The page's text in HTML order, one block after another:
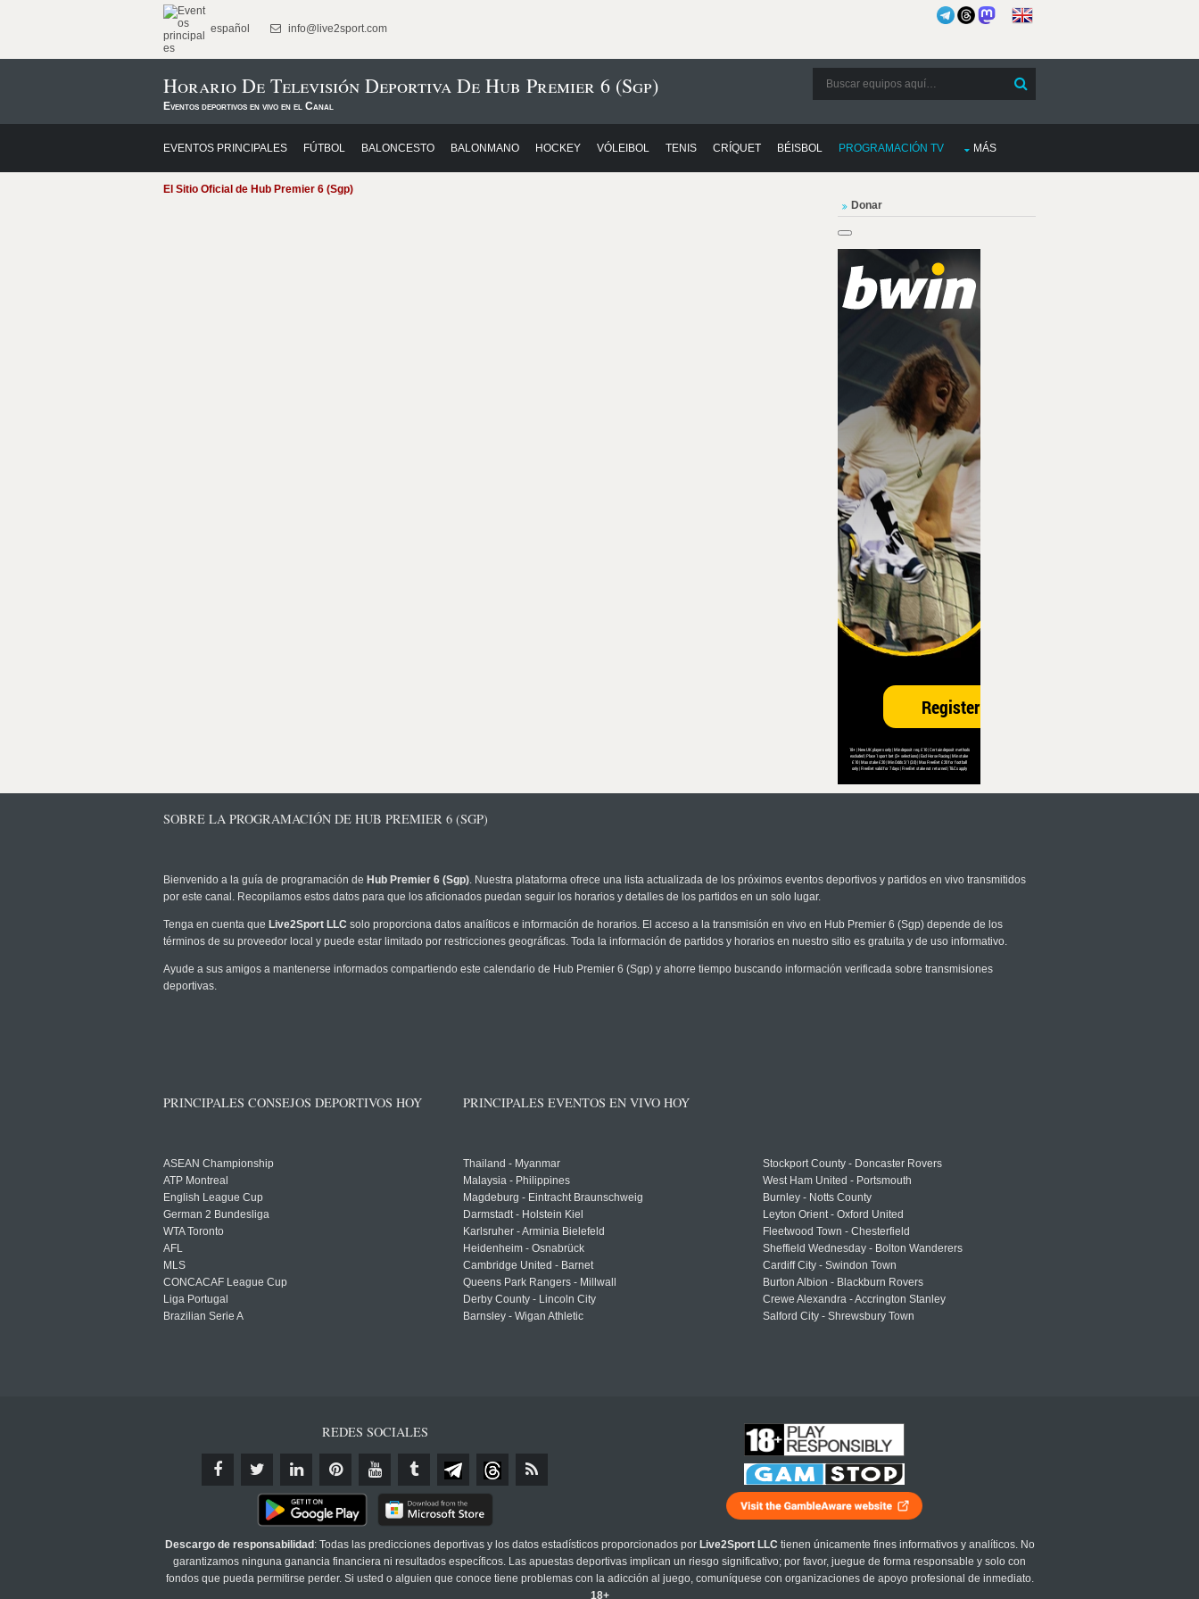
español info@live2sport.com
Horario De Televisión Deportiva De Hub Premier 6 (Sgp)
Eventos deportivos en vivo en el Canal
EVENTOS PRINCIPALES FÚTBOL BALONCESTO BALONMANO HOCKEY VÓLEIBOL TENIS CRÍQUET BÉISBOL PROGRAMACIÓN TV MÁS
El Sitio Oficial de Hub Premier 6 (Sgp)
Donar
SOBRE LA PROGRAMACIÓN DE HUB PREMIER 6 (SGP)
Bienvenido a la guía de programación de Hub Premier 6 (Sgp). Nuestra plataforma ofrece una lista actualizada de los próximos eventos deportivos y partidos en vivo transmitidos
por este canal. Recopilamos estos datos para que los aficionados puedan seguir los horarios y detalles de los partidos en un solo lugar.
Tenga en cuenta que Live2Sport LLC solo proporciona datos analíticos e información de horarios. El acceso a la transmisión en vivo en Hub Premier 6 (Sgp) depende de los
términos de su proveedor local y puede estar limitado por restricciones geográficas. Toda la información de partidos y horarios en nuestro sitio es gratuita y de uso informativo.
Ayude a sus amigos a mantenerse informados compartiendo este calendario de Hub Premier 6 (Sgp) y ahorre tiempo buscando información verificada sobre transmisiones
deportivas.
PRINCIPALES CONSEJOS DEPORTIVOS HOY
ASEAN Championship
ATP Montreal
English League Cup
German 2 Bundesliga
WTA Toronto
AFL
MLS
CONCACAF League Cup
Liga Portugal
Brazilian Serie A
PRINCIPALES EVENTOS EN VIVO HOY
Thailand - Myanmar
Malaysia - Philippines
Magdeburg - Eintracht Braunschweig
Darmstadt - Holstein Kiel
Karlsruher - Arminia Bielefeld
Heidenheim - Osnabrück
Cambridge United - Barnet
Queens Park Rangers - Millwall
Derby County - Lincoln City
Barnsley - Wigan Athletic
Stockport County - Doncaster Rovers
West Ham United - Portsmouth
Burnley - Notts County
Leyton Orient - Oxford United
Fleetwood Town - Chesterfield
Sheffield Wednesday - Bolton Wanderers
Cardiff City - Swindon Town
Burton Albion - Blackburn Rovers
Crewe Alexandra - Accrington Stanley
Salford City - Shrewsbury Town
REDES SOCIALES
Descargo de responsabilidad : Todas las predicciones deportivas y los datos estadísticos proporcionados por Live2Sport LLC tienen únicamente fines informativos y analíticos. No
garantizamos ninguna ganancia financiera ni resultados específicos. Las apuestas deportivas implican un riesgo significativo; por favor, juegue de forma responsable y solo con
fondos que pueda permitirse perder. Si usted o alguien que conoce tiene problemas con la adicción al juego, comuníquese con organizaciones de apoyo profesional de inmediato.
18+